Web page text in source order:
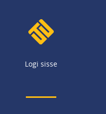
Logi sisse